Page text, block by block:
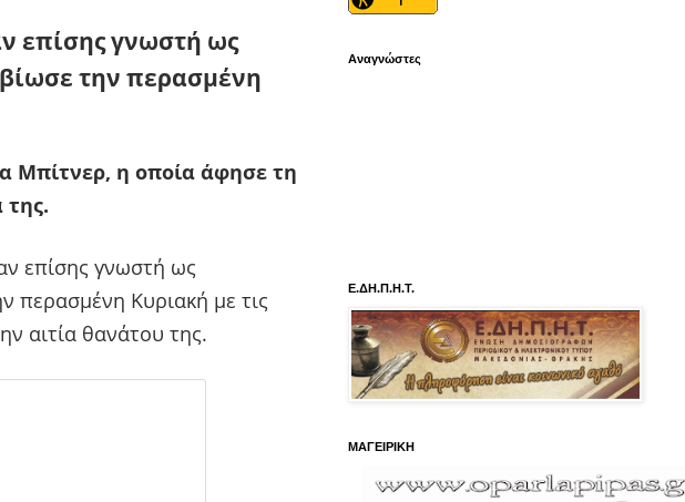
επίσης γνωστή ως
την περασμένη
Μπίτνερ, η οποία άφησε τη
της.
επίσης γνωστή ως
περασμένη Κυριακή με τις
αιτία θανάτου της.
Αναγνώστες
Ε.ΔΗ.Π.Η.Τ.
ΜΑΓΕΙΡΙΚΗ